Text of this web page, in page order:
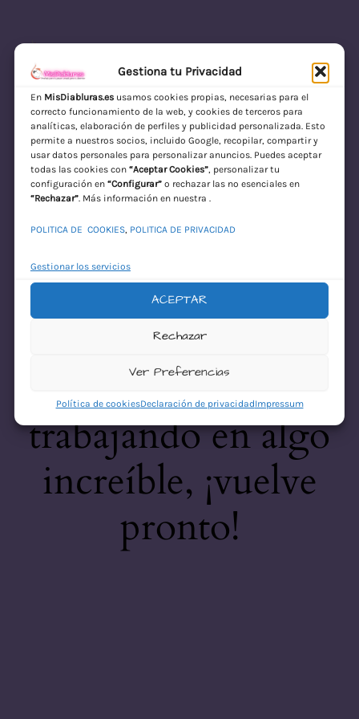
Gestiona tu Privacidad
En MisDiabluras.esusamos cookies propias, necesarias para el
correcto funcionamiento de la web, y cookies de terceros para
analíticas, elaboración de perfiles y publicidad personalizada. Esto
permite a nuestros socios, incluido Google, recopilar, compartir y
usar datos personales para personalizar anuncios. Puedes aceptar
todas las cookies con “Aceptar Cookies”, personalizar tu
configuración en “Configurar”o rechazar las no esenciales en
“Rechazar”. Más información en nuestra .
POLITICA DE COOKIES, POLITICA DE PRIVACIDAD
Gestionar los servicios
ACEPTAR
Rechazar
Ver Preferencias
Política de cookiesDeclaración de privacidadImpressum
MisDiabluras | Sexshop Online con Envío
Discreto en España
Acceder
¡Disculpa este
desastre! Estamos
trabajando en algo
increíble, ¡vuelve
pronto!